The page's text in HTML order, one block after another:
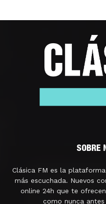
SOBRE
Clásica FM es la
más escuchada. Nuevos
online 24h que te
como nunca